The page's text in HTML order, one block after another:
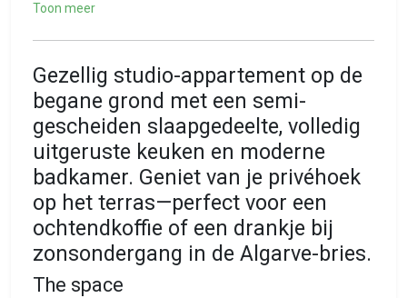
Toon meer
Gezellig studio-appartement op de
begane grond met een semi-
gescheiden slaapgedeelte, volledig
uitgeruste keuken en moderne
badkamer. Geniet van je privéhoek
op het terras—perfect voor een
ochtendkoffie of een drankje bij
zonsondergang in de Algarve-bries.
The space